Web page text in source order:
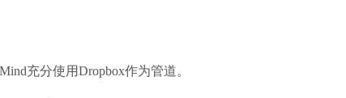
充分使用Dropbox作为管道。